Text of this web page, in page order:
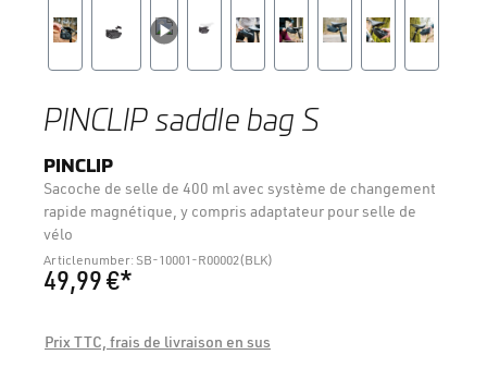
PINCLIP saddle bag S
PINCLIP
Sacoche de selle de 400 ml avec système de changement
rapide magnétique, y compris adaptateur pour selle de
vélo
Articlenumber: SB-10001-R00002(BLK)
49,99 €*
Prix TTC, frais de livraison en sus